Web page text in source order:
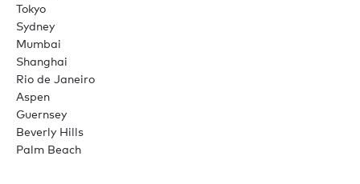
Tokyo
Sydney
Mumbai
Shanghai
Rio de Janeiro
Aspen
Guernsey
Beverly Hills
Palm Beach